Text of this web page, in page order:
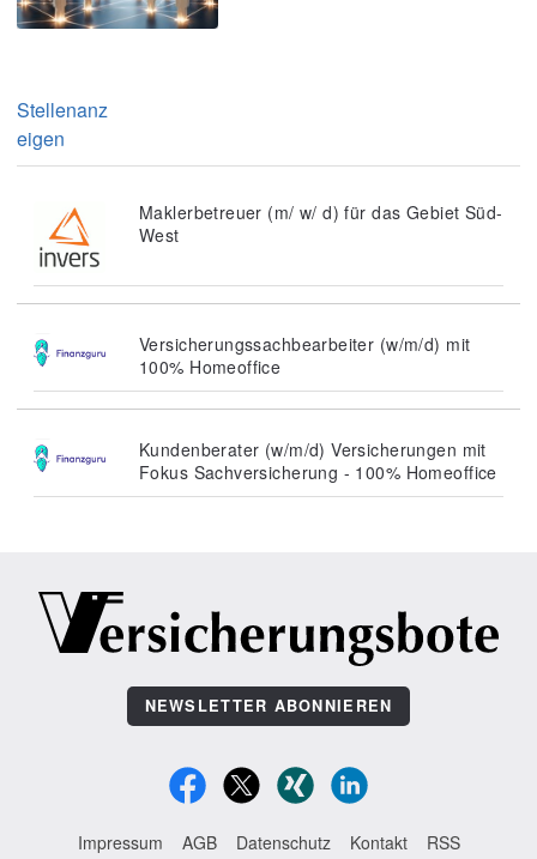
Stellenanz
eigen
Maklerbetreuer (m/ w/ d) für das Gebiet Süd-
West
Versicherungssachbearbeiter (w/m/d) mit
100% Homeoffice
Kundenberater (w/m/d) Versicherungen mit
Fokus Sachversicherung - 100% Homeoffice
NEWSLETTER ABONNIEREN
Impressum AGB Datenschutz Kontakt RSS